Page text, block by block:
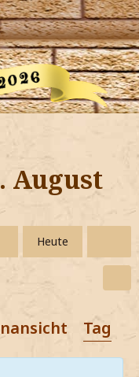
August
Heute